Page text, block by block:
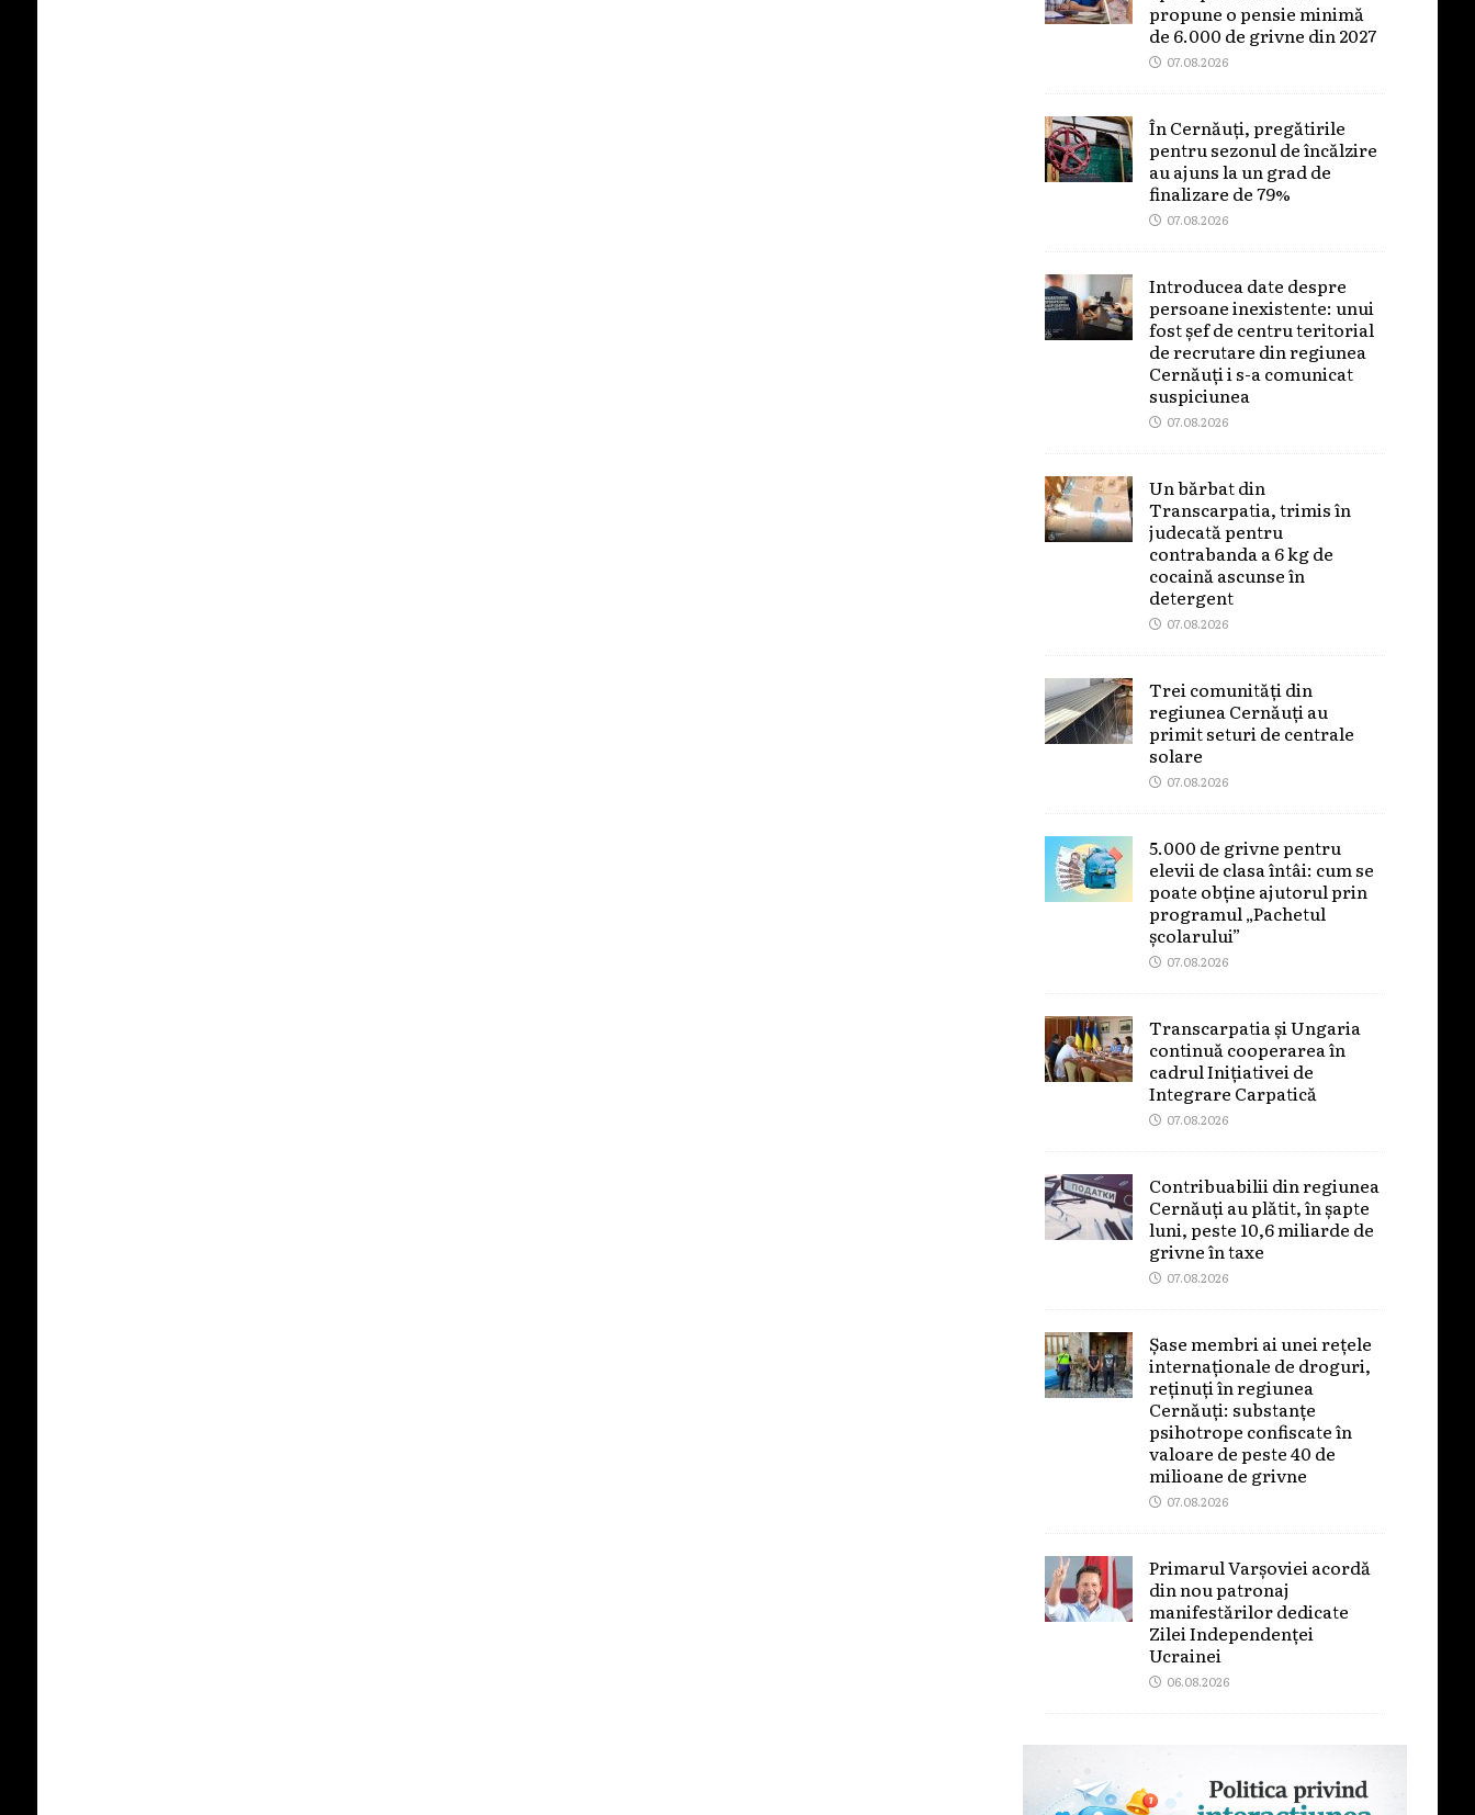
propune o pensie minimă
de 6.000 de grivne din 2027
07.08.2026
În Cernăuți, pregătirile
pentru sezonul de încălzire
au ajuns la un grad de
finalizare de 79%
07.08.2026
Introducea date despre
persoane inexistente: unui
fost șef de centru teritorial
de recrutare din regiunea
Cernăuți i s-a comunicat
suspiciunea
07.08.2026
Un bărbat din
Transcarpatia, trimis în
judecată pentru
contrabanda a 6 kg de
cocaină ascunse în
detergent
07.08.2026
Trei comunități din
regiunea Cernăuți au
primit seturi de centrale
solare
07.08.2026
5.000 de grivne pentru
elevii de clasa întâi: cum se
poate obține ajutorul prin
programul „Pachetul
școlarului”
07.08.2026
Transcarpatia și Ungaria
continuă cooperarea în
cadrul Inițiativei de
Integrare Carpatică
07.08.2026
Contribuabilii din regiunea
Cernăuți au plătit, în șapte
luni, peste 10,6 miliarde de
grivne în taxe
07.08.2026
Șase membri ai unei rețele
internaționale de droguri,
reținuți în regiunea
Cernăuți: substanțe
psihotrope confiscate în
valoare de peste 40 de
milioane de grivne
07.08.2026
Primarul Varșoviei acordă
din nou patronaj
manifestărilor dedicate
Zilei Independenței
Ucrainei
06.08.2026